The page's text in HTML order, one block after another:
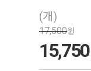
(개)
17,500원
15,750